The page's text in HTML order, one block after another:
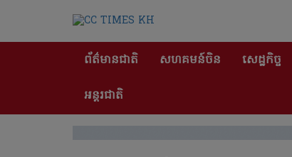
ព័ត៌មានជាតិ សហគមន៍ចិន សេដ្ឋកិច្ច
អន្តរជាតិ